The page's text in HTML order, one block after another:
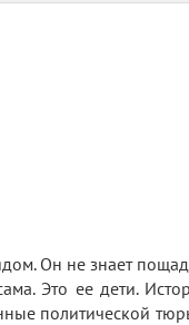
Он не знает пощады
Это ее дети.
политической